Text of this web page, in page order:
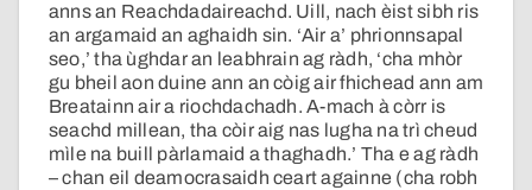
anns an Reachdadaireachd. Uill, nach èist sibh ris
an argamaid an aghaidh sin. ‘Air a’ phrionnsapal
seo,’ tha ùghdar an leabhrain ag ràdh, ‘cha mhòr
gu bheil aon duine ann an còig air fhichead ann am
Breatainn air a riochdachadh. A-mach à còrr is
seachd millean, tha còir aig nas lugha na trì cheud
mìle na buill pàrlamaid a thaghadh.’ Tha e ag ràdh
– chan eil deamocrasaidh ceart againne (cha robh